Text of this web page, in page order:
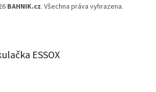
BAHNIK.cz. Všechna práva vyhrazena.
ESSOX